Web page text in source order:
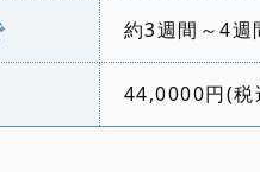
広島 岡山
約3週間～4週
44,0000円(税